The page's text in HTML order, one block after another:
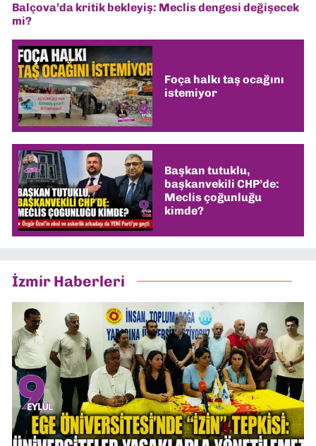
Balçova’da kritik bekleyiş: Meclis dengesi değişecek
mi?
Foça halkı taş ocağını
istemiyor
Başkan tutuklu,
başkanvekili CHP’de:
Meclis çoğunluğu
kimde?
İzmir Haberleri